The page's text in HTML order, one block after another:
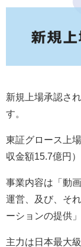
新規上場承認さ
す。
東証グロース上
収金額15.7億円）
事業内容は「動
運営、及び、そ
ーションの提供」
主力は日本最大